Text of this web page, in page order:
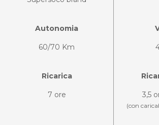
Autonomia
60/70 Km
Ricarica
7 ore 3,5
(con